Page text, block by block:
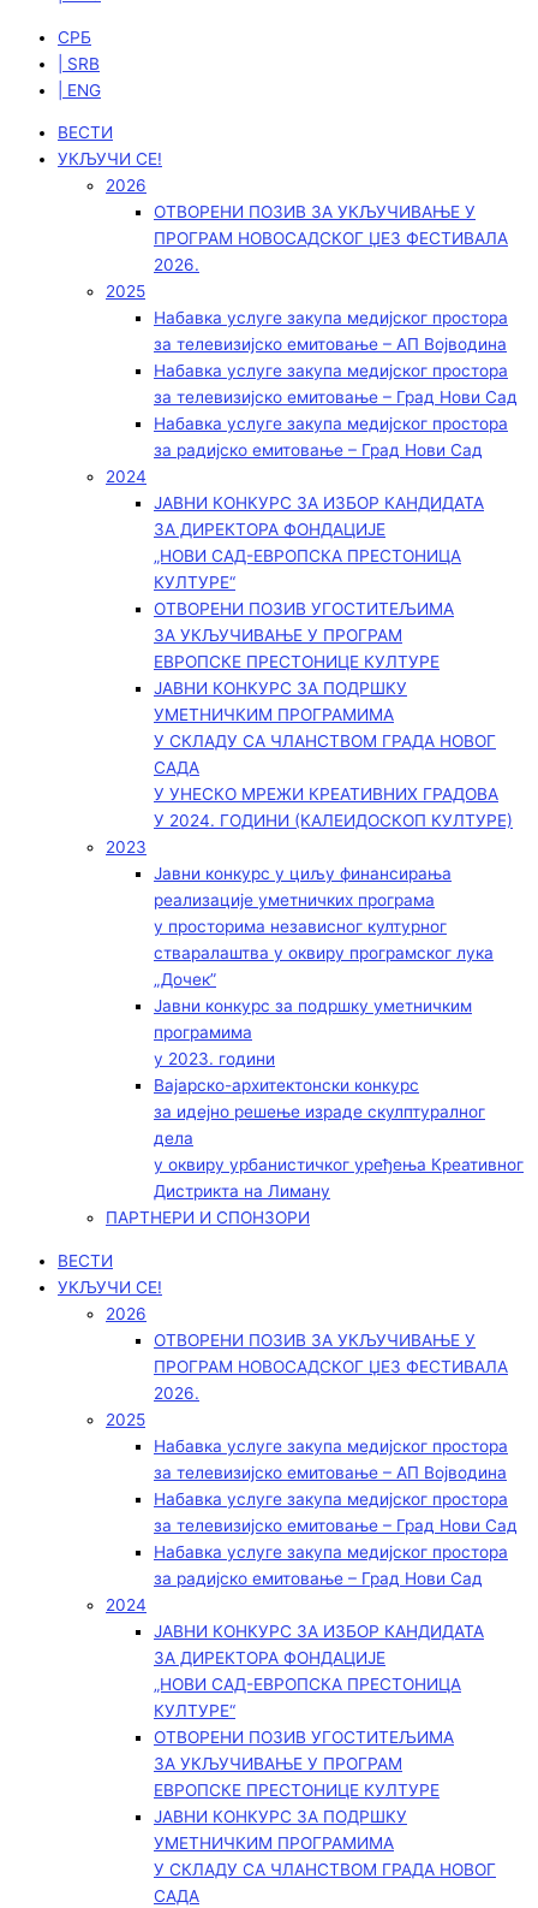
СРБ
| SRB
| ENG
ВЕСТИ
УКЉУЧИ СЕ!
2026
ОТВОРЕНИ ПОЗИВ ЗА УКЉУЧИВАЊЕ У
ПРОГРАМ НОВОСАДСКОГ ЏЕЗ ФЕСТИВАЛА
2026.
2025
Набавка услуге закупа медијског простора
за телевизијско емитовање – АП Војводинa
Набавка услуге закупа медијског простора
за телевизијско емитовање – Град Нови Сад
Набавка услуге закупа медијског простора
за радијско емитовање – Град Нови Сад
2024
ЈАВНИ КОНКУРС ЗА ИЗБОР КАНДИДАТА
ЗА ДИРЕКТОРА ФОНДАЦИЈЕ
„НОВИ САД-ЕВРОПСКА ПРЕСТОНИЦА
КУЛТУРЕ“
ОТВОРЕНИ ПОЗИВ УГОСТИТЕЉИМА
ЗА УКЉУЧИВАЊЕ У ПРОГРАМ
ЕВРОПСКЕ ПРЕСТОНИЦЕ КУЛТУРЕ
ЈАВНИ КОНКУРС ЗА ПОДРШКУ
УМЕТНИЧКИМ ПРОГРАМИМА
У СКЛАДУ СА ЧЛАНСТВОМ ГРАДА НОВОГ
САДА
У УНЕСКО МРЕЖИ КРЕАТИВНИХ ГРАДОВА
У 2024. ГОДИНИ (КАЛЕИДОСКОП КУЛТУРЕ)
2023
Јавни конкурс у циљу финансирања
реализације уметничких програма
у просторима независног културног
стваралаштва у оквиру програмског лука
„Дочек”
Јавни конкурс за подршку уметничким
програмима
у 2023. години
Вајарско-архитектонски конкурс
за идејно решење израде скулптуралног
дела
у оквиру урбанистичког уређења Креативног
Дистрикта на Лиману
ПАРТНЕРИ И СПОНЗОРИ
ВЕСТИ
УКЉУЧИ СЕ!
2026
ОТВОРЕНИ ПОЗИВ ЗА УКЉУЧИВАЊЕ У
ПРОГРАМ НОВОСАДСКОГ ЏЕЗ ФЕСТИВАЛА
2026.
2025
Набавка услуге закупа медијског простора
за телевизијско емитовање – АП Војводинa
Набавка услуге закупа медијског простора
за телевизијско емитовање – Град Нови Сад
Набавка услуге закупа медијског простора
за радијско емитовање – Град Нови Сад
2024
ЈАВНИ КОНКУРС ЗА ИЗБОР КАНДИДАТА
ЗА ДИРЕКТОРА ФОНДАЦИЈЕ
„НОВИ САД-ЕВРОПСКА ПРЕСТОНИЦА
КУЛТУРЕ“
ОТВОРЕНИ ПОЗИВ УГОСТИТЕЉИМА
ЗА УКЉУЧИВАЊЕ У ПРОГРАМ
ЕВРОПСКЕ ПРЕСТОНИЦЕ КУЛТУРЕ
ЈАВНИ КОНКУРС ЗА ПОДРШКУ
УМЕТНИЧКИМ ПРОГРАМИМА
У СКЛАДУ СА ЧЛАНСТВОМ ГРАДА НОВОГ
САДА